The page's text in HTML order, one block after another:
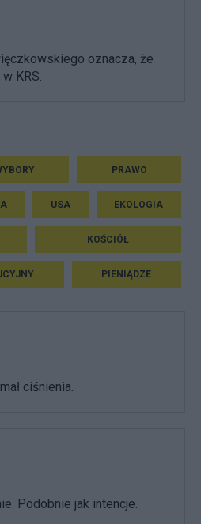
oznacza, że
KRS.
PRAWO
USA EKOLOGIA
KOŚCIÓŁ
PIENIĄDZE
ciśnienia.
Podobnie jak intencje.